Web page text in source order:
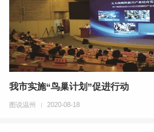
我市实施“鸟巢计划”促进行动
图说温州 2020-08-18